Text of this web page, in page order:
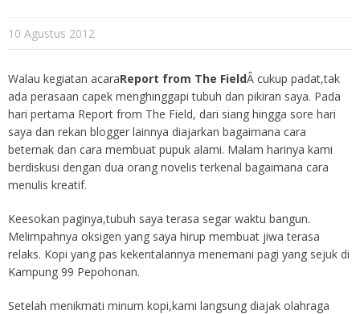
10 Agustus 2012
Walau kegiatan acaraReport from The FieldÂ cukup padat,tak
ada perasaan capek menghinggapi tubuh dan pikiran saya. Pada
hari pertama Report from The Field, dari siang hingga sore hari
saya dan rekan blogger lainnya diajarkan bagaimana cara
beternak dan cara membuat pupuk alami. Malam harinya kami
berdiskusi dengan dua orang novelis terkenal bagaimana cara
menulis kreatif.
Keesokan paginya,tubuh saya terasa segar waktu bangun.
Melimpahnya oksigen yang saya hirup membuat jiwa terasa
relaks. Kopi yang pas kekentalannya menemani pagi yang sejuk di
Kampung 99 Pepohonan.
Setelah menikmati minum kopi,kami langsung diajak olahraga